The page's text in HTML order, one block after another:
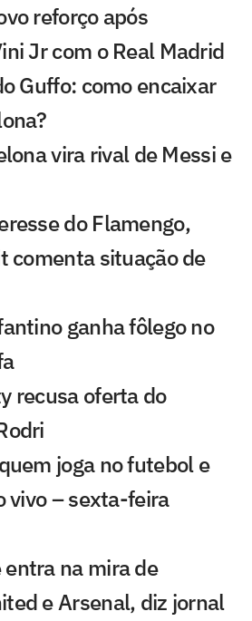
reforço após
Jr com o Real Madrid
Guffo: como encaixar
vira rival de Messi e
do Flamengo,
comenta situação de
ganha fôlego no
recusa oferta do
joga no futebol e
vivo – sexta-feira
na mira de
e Arsenal, diz jornal